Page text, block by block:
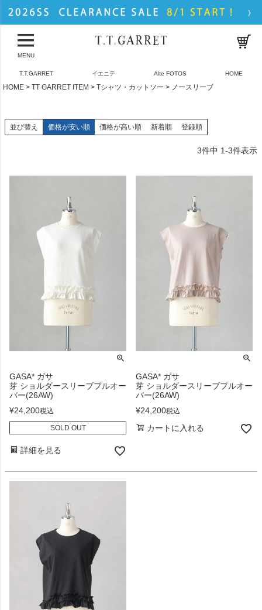
MENU
T.T.GARRET イエニテ Alte FOTOS HOME
HOME TT GARRET ITEM Tシャツ・カットソー ノースリーブ
並び替え 価格が安い順 価格が高い順 新着順 登録順
3件中 1-3件表示
GASA* ガサ
芽 ショルダースリーブプルオー
バー(26AW)
¥24,200税込
SOLD OUT
詳細を見る
GASA* ガサ
芽 ショルダースリーブプルオー
バー(26AW)
¥24,200税込
カートに入れる